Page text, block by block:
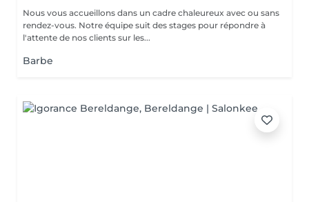
Nous vous accueillons dans un cadre chaleureux avec ou sans
rendez-vous. Notre équipe suit des stages pour répondre à
l'attente de nos clients sur les...
Barbe